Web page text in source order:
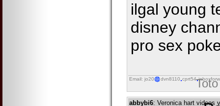
ilgal young
disney
pro sex
Email: jo20 dvn8110 cprt54
abbybi6: Veronica hart videos